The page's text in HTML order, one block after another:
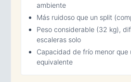
ambiente
Más ruidoso que un split
Peso considerable (32 kg),
escaleras solo
Capacidad de frío menor que
equivalente